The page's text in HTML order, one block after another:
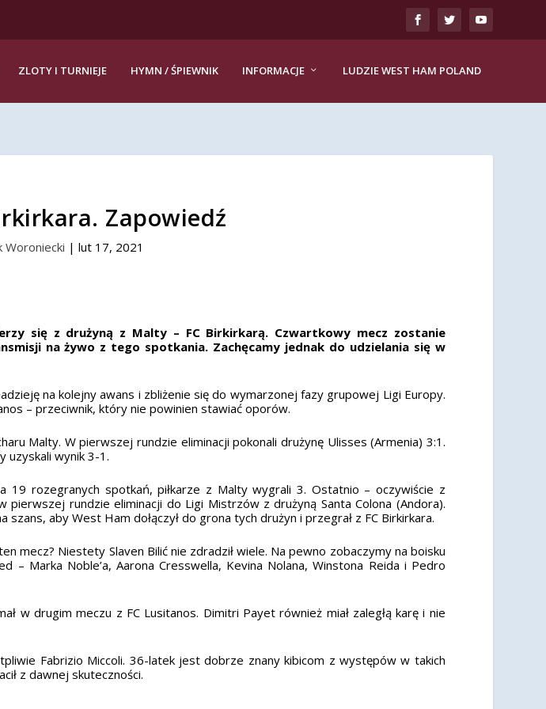
ZLOTY I TURNIEJE HYMN / ŚPIEWNIK INFORMACJE LUDZIE WEST HAM POLAND
Zapowiedź
Woroniecki | lut 17, 2021
się z drużyną z Malty – FC Birkirkarą. Czwartkowy mecz zostanie
na żywo z tego spotkania. Zachęcamy jednak do udzielania się w
na kolejny awans i zbliżenie się do wymarzonej fazy grupowej Ligi Europy.
– przeciwnik, który nie powinien stawiać oporów.
Malty. W pierwszej rundzie eliminacji pokonali drużynę Ulisses (Armenia) 3:1.
uzyskali wynik 3-1.
19 rozegranych spotkań, piłkarze z Malty wygrali 3. Ostatnio – oczywiście z
rundzie eliminacji do Ligi Mistrzów z drużyną Santa Colona (Andora).
aby West Ham dołączył do grona tych drużyn i przegrał z FC Birkirkara.
mecz? Niestety Slaven Bilić nie zdradził wiele. Na pewno zobaczymy na boisku
Marka Noble’a, Aarona Cresswella, Kevina Nolana, Winstona Reida i Pedro
w drugim meczu z FC Lusitanos. Dimitri Payet również miał zaległą karę i nie
Fabrizio Miccoli. 36-latek jest dobrze znany kibicom z występów w takich
z dawnej skuteczności.